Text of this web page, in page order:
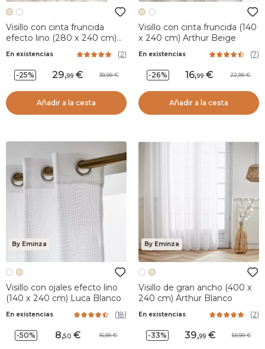
Visillo con cinta fruncida
efecto lino (280 x 240 cm)
En existencias (2)
-25% 29,99 39,99
Añadir a la cesta
Visillo con cinta fruncida (140
x 240 cm) Arthur Beige
En existencias (7)
-26% 16,99 22,99
Añadir a la cesta
By Eminza
Visillo con ojales efecto lino
(140 x 240 cm) Luca Blanco
En existencias (18)
-50% 8,50 16,99
By Eminza
Visillo de gran ancho (400 x
240 cm) Arthur Blanco
En existencias (2)
-33% 39,99 59,99